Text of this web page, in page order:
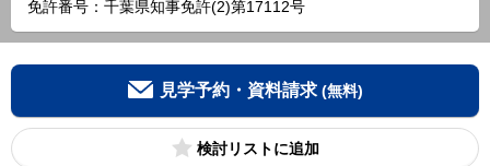
免許番号：千葉県知事免許(2)第17112号
見学予約・資料請求 (無料)
検討リスト